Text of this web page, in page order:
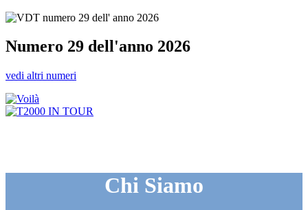
Numero 29 dell'anno 2026
vedi altri numeri
Chi Siamo